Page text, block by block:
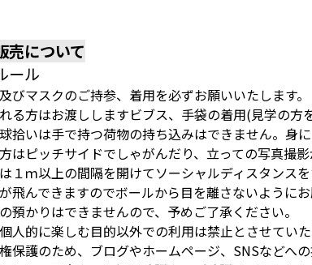
売について
ール
びマスクのご持参、着用を必ずお願いいたします。
る方はお渡ししますビブス、手袋の着用(見学の方
拾いは手で持つ荷物の持ち込みはできません。身
はピッチサイドでしゃがんだり、立っての写真撮影
１ｍ以上の間隔を開けてソーシャルディスタンスを
飛んできますのでボールから目を離さないようにお
預かりはできませんので、予めご了承ください。
人的に楽しむ目的以外での利用は禁止とさせていた
保護のため、ブログやホームページ、SNSなどへ